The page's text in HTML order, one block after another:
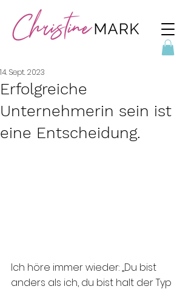
Erfolgreiche
Unternehmerin sein ist
eine Entscheidung.
14. Sept. 2023
Ich höre immer wieder: „Du bist
anders als ich, du bist halt der Typ